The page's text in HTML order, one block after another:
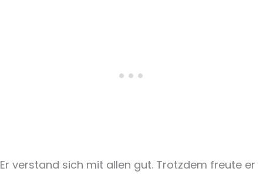
Er verstand sich mit allen gut. Trotzdem freute er